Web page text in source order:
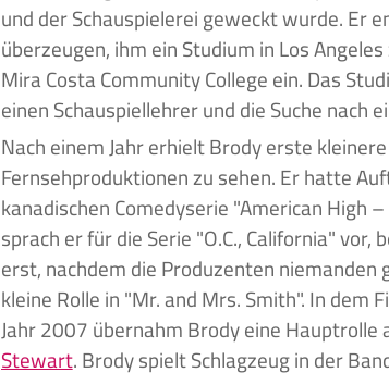
und der Schauspielerei geweckt wurde. Er
überzeugen, ihm ein Studium in Los
Mira Costa Community College ein. Das
einen Schauspiellehrer und die Suche nach
Nach einem Jahr erhielt Brody erste
Fernsehproduktionen zu sehen. Er hatte
kanadischen Comedyserie "American High
sprach er für die Serie "O.C., California" vor,
erst, nachdem die Produzenten
kleine Rolle in "Mr. and Mrs. Smith". In dem
Jahr 2007 übernahm Brody eine Hauptrolle
Stewart. Brody spielt Schlagzeug in der